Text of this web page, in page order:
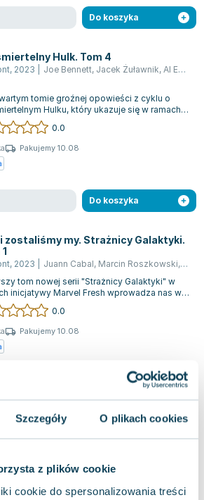
Szczegóły O plikach cookies
z plików cookie
cookie do spersonalizowania treści
Do koszyka
Hulk. Tom 4
, 2023 Joe Bennett, Jacek Żuławnik, Al Ewing
tomie groźnej opowieści z cyklu o
Hulku, który ukazuje się w ramach
Fresh, pojawia się nowa...
0.0
Pakujemy 10.08
Do koszyka
zostaliśmy my. Strażnicy Galaktyki.
, 2023 Juann Cabal, Marcin Roszkowski, Al
tom nowej serii "Strażnicy Galaktyki" w
inicjatywy Marvel Fresh wprowadza nas w
który z pewnością przyciągn...
0.0
Pakujemy 10.08
Do koszyka
Hulk. Tom 5
,2024| Joe Bennett,Jacek Żuławnik,Al Ewing
serii o Nieśmiertelnym Hulku, wydany w
Marvel Fresh, przynosi kolejną dawkę
grozy. Hulk, pozostawio...
0.0